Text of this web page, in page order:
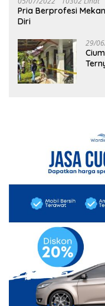
Pria Berprofesi
Diri
29/